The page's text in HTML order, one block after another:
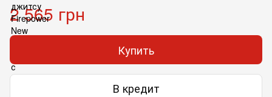
2 565 грн
Купить
В кредит